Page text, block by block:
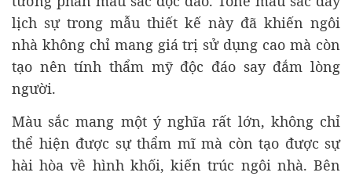
lịch sự trong mẫu thiết kế này đã khiến ngôi
nhà không chỉ mang giá trị sử dụng cao mà còn
tạo nên tính thẩm mỹ độc đáo say đắm lòng
người.
Màu sắc mang một ý nghĩa rất lớn, không chỉ
thể hiện được sự thẩm mĩ mà còn tạo được sự
hài hòa về hình khối, kiến trúc ngôi nhà. Bên